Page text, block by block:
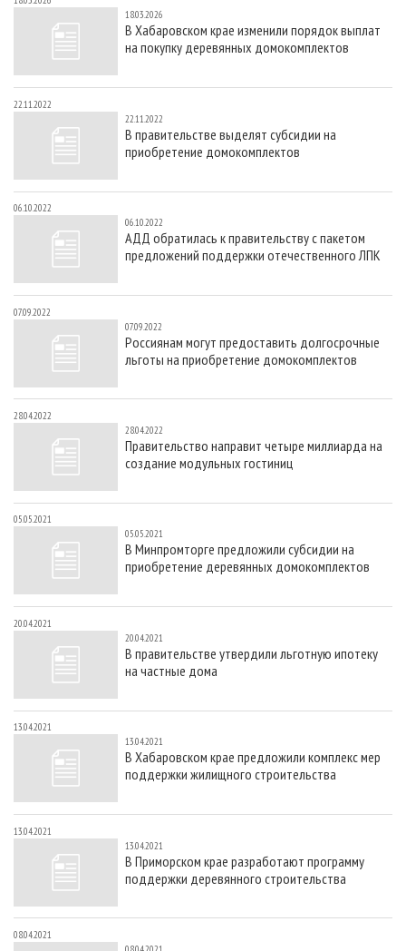
СУШКА ДРЕВЕСИНЫ
ПРОИЗВОДСТВО ДРЕВЕСНЫХ ПЛИТ
ДЕРЕВЯННОЕ ДОМОСТРОЕНИЕ
ПРОИЗВОДСТВО МЕБЕЛИ
БИОЭНЕРГЕТИКА
ЦБП
ИНСТРУМЕНТ И МАТЕРИАЛЫ
ПЕРСОНЫ
МОБИЛЬНЫЕ ВЫСТАВКИ
ОФИЦИАЛЬНЫЕ ДЕЛЕГАЦИИ
ПРИОРИТЕТНЫЕ ИНВЕСТПРОЕКТЫ
RUSSIAN FORESTRY REVIEW
ГАЗЕТА ЛЕСПРОМФОРУМ
БИБЛИОТЕКА СПЕЦИАЛИСТА
РЕКЛАМА НА САЙТЕ
18.03.2026
В Хабаровском крае изменили порядок выплат
на покупку деревянных домокомплектов
22.11.2022
22.11.2022
В правительстве выделят субсидии на
приобретение домокомплектов
06.10.2022
06.10.2022
АДД обратилась к правительству с пакетом
предложений поддержки отечественного ЛПК
07.09.2022
07.09.2022
Россиянам могут предоставить долгосрочные
льготы на приобретение домокомплектов
28.04.2022
28.04.2022
Правительство направит четыре миллиарда на
создание модульных гостиниц
05.05.2021
05.05.2021
В Минпромторге предложили субсидии на
приобретение деревянных домокомплектов
20.04.2021
20.04.2021
В правительстве утвердили льготную ипотеку
на частные дома
13.04.2021
13.04.2021
В Хабаровском крае предложили комплекс мер
поддержки жилищного строительства
13.04.2021
13.04.2021
В Приморском крае разработают программу
поддержки деревянного строительства
08.04.2021